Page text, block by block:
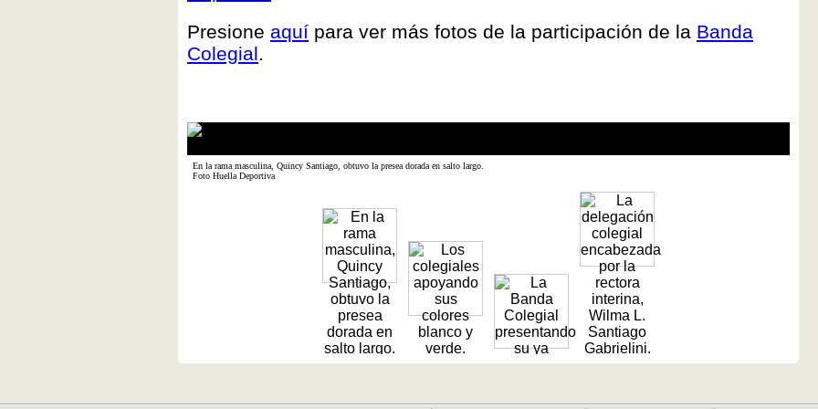
Presione aquí para ver más fotos de la participación de la Banda
Colegial.
En la rama masculina, Quincy Santiago, obtuvo la presea dorada en salto largo.
Foto Huella Deportiva